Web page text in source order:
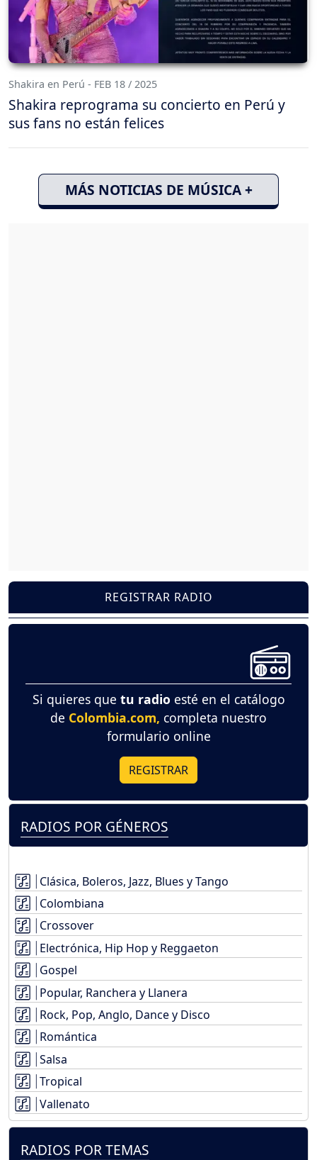
Shakira en Perú - FEB 18 / 2025
Shakira reprograma su concierto en Perú y
sus fans no están felices
MÁS NOTICIAS DE MÚSICA +
REGISTRAR RADIO
Si quieres que tu radio esté en el catálogo
de Colombia.com, completa nuestro
formulario online
REGISTRAR
RADIOS POR GÉNEROS
Clásica, Boleros, Jazz, Blues y Tango
Colombiana
Crossover
Electrónica, Hip Hop y Reggaeton
Gospel
Popular, Ranchera y Llanera
Rock, Pop, Anglo, Dance y Disco
Romántica
Salsa
Tropical
Vallenato
RADIOS POR TEMAS